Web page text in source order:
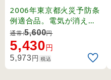
東京都条例適合品 非常
口・階段左下 (68048)
2006年東京都火災予防条
例適合品。電気が消えて
も長時間光り、地下鉄駅
舎などの避難誘導をサポ
ートします。
通常:5,600円
5,430円
5,973円 税込